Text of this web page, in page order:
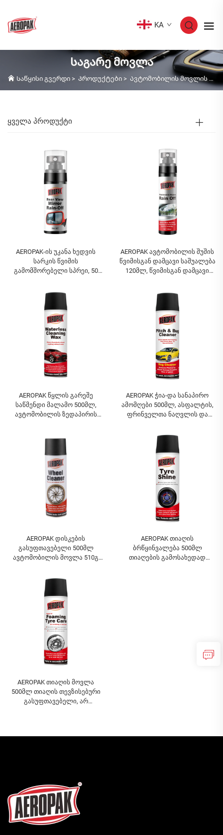
KA
Საგარე მოვლა
Საწყისი გვერდი > Პროდუქტები > Ავტომობილის მოვლის პროდუქტები
ᲧᲕᲔᲚᲐ ᲞᲠᲝᲓᲣᲥᲢᲘ
AEROPAK-ის უკანა ხედვის
სარკის წვიმის
გამომშორებელი სპრეი, 50
ავტომობილის უკანა ხედვის
სარკისთვის
AEROPAK ავტომობილის შუშის
წვიმისგან დამცავი საშუალება
120მლ, წვიმისგან დამცავი
& Window Rain-Off
AEROPAK წყლის გარეშე
საწმენდი მალამო 500მლ,
ავტომობილის ზედაპირის
AEROPAK ჭია-და სანაპირო
ამომღები 500მლ, ასფალტის,
ფრინველთა ნაღვლის და
AEROPAK დისკების
გასუფთავებელი 500მლ
ავტომობილის მოვლა 510გ
დისკებისთვის
AEROPAK თიაღის
ბრწყინვალება 500მლ
თიაღების გამოსახედად
AEROPAK თიაღის მოვლა
500მლ თიაღის თევზისებური
გასუფთავებელი, არ